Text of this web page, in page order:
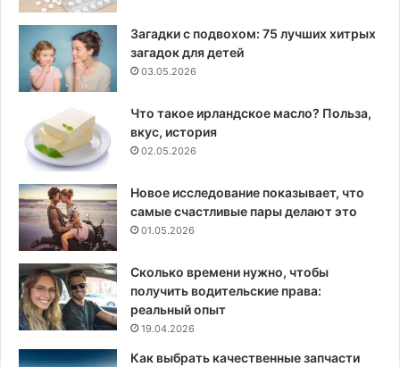
Загадки с подвохом: 75 лучших хитрых
загадок для детей
03.05.2026
Что такое ирландское масло? Польза,
вкус, история
02.05.2026
Новое исследование показывает, что
самые счастливые пары делают это
01.05.2026
Сколько времени нужно, чтобы
получить водительские права:
реальный опыт
19.04.2026
Как выбрать качественные запчасти